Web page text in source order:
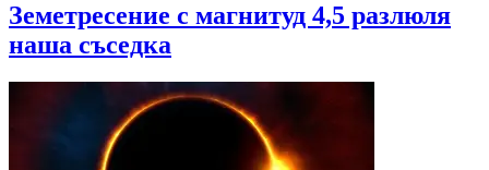
Земетресение с магнитуд 4,5 разлюля
наша съседка